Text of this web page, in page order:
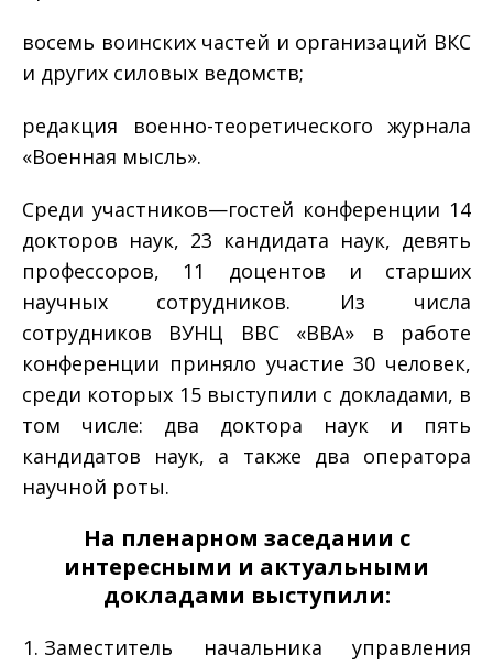
восемь воинских частей и организаций ВКС
и других силовых ведомств;
редакция военно-теоретического журнала
«Военная мысль».
Среди участников—гостей конференции 14
докторов наук, 23 кандидата наук, девять
профессоров, 11 доцентов и старших
научных сотрудников. Из числа
сотрудников ВУНЦ ВВС «ВВА» в работе
конференции приняло участие 30 человек,
среди которых 15 выступили с докладами, в
том числе: два доктора наук и пять
кандидатов наук, а также два оператора
научной роты.
На пленарном заседании с
интересными и актуальными
докладами выступили:
Заместитель начальника управления